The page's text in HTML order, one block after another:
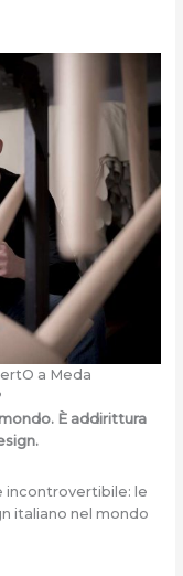
a Meda
È addirittura
incontrovertibile: le
italiano nel mondo